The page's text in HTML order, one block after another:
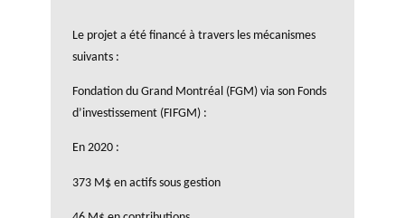
Le projet a été financé à travers les mécanismes
suivants :
Fondation du Grand Montréal (FGM) via son Fonds
d’investissement (FIFGM) :
En 2020 :
373 M$ en actifs sous gestion